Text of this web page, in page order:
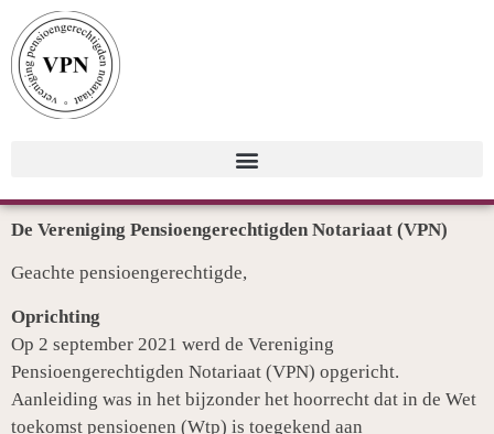
De Vereniging Pensioengerechtigden Notariaat (VPN)
Geachte pensioengerechtigde,
Oprichting
Op 2 september 2021 werd de Vereniging
Pensioengerechtigden Notariaat (VPN) opgericht.
Aanleiding was in het bijzonder het hoorrecht dat in de Wet
toekomst pensioenen (Wtp) is toegekend aan